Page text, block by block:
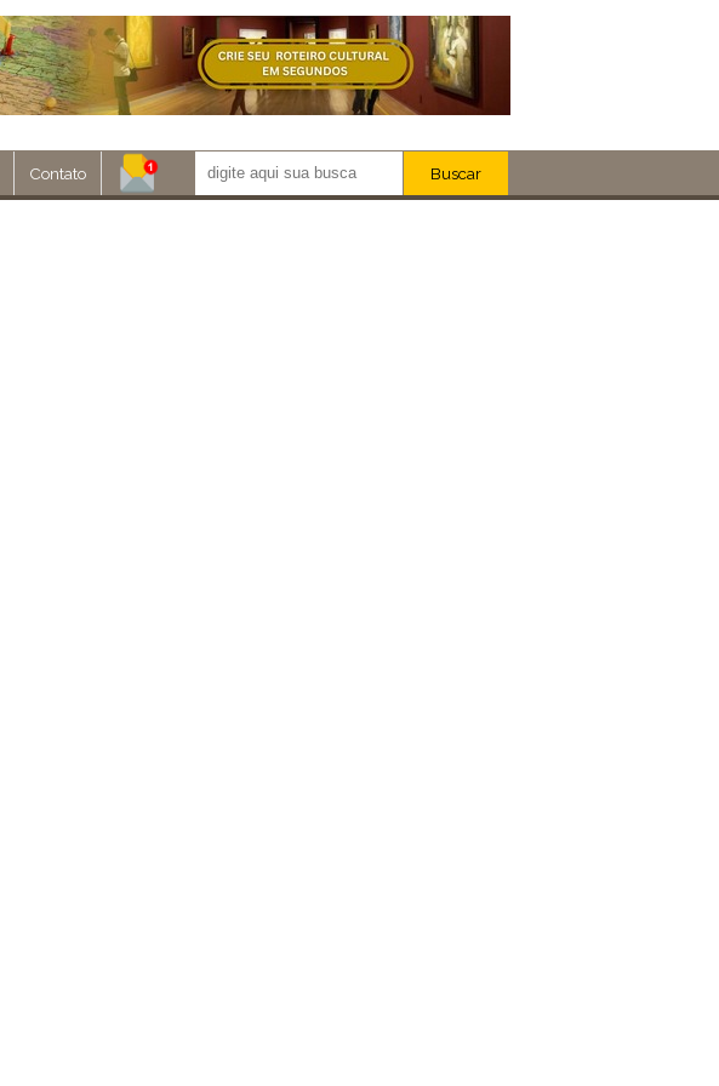
Contato Buscar